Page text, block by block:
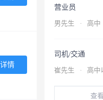
营业员
男先生 · 高中
司机/交通
崔先生 · 高中
查
情